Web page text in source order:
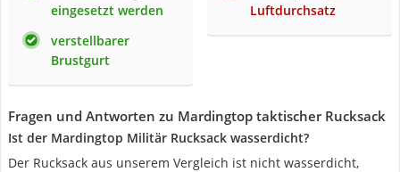
eingesetzt werden
verstellbarer
Brustgurt
Luftdurchsatz
Fragen und Antworten zu Mardingtop taktischer Rucksack
Ist der Mardingtop Militär Rucksack wasserdicht?
Der Rucksack aus unserem Vergleich ist nicht wasserdicht,